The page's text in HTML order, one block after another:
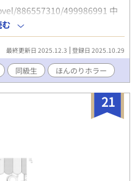
886557310/499986991 中
「体育館の怪」あたりから最
ャラも削ってます あと ふた
ゃんが茶髪になっていたり
七海ちゃんをもう少し似せよ
入ってます 黒髪の七海ちゃ
か」
886557310/821987658 に
最終更新日 2025.12.3 登録日 2025.10.29
同級生 ほんのりホラー
21